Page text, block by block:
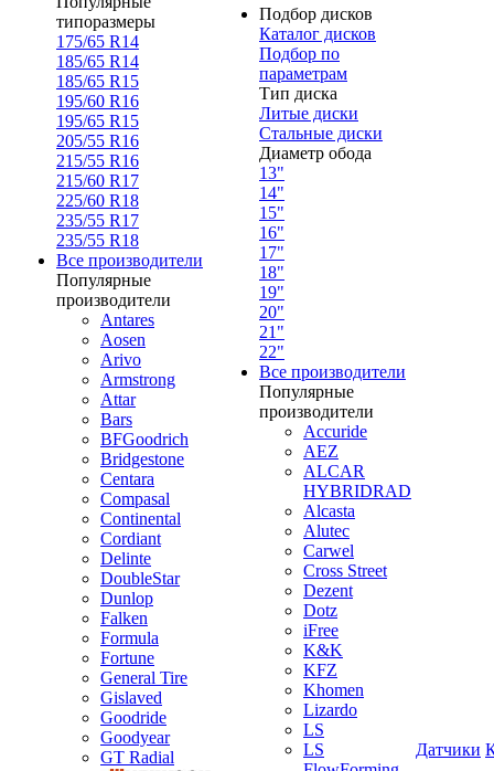
типоразмеры
175/65 R14
185/65 R14
185/65 R15
195/60 R16
195/65 R15
205/55 R16
215/55 R16
215/60 R17
225/60 R18
235/55 R17
235/55 R18
Все производители
Популярные
производители
Antares
Aosen
Arivo
Armstrong
Attar
Bars
BFGoodrich
Bridgestone
Centara
Compasal
Continental
Cordiant
Delinte
DoubleStar
Dunlop
Falken
Formula
Fortune
General Tire
Gislaved
Goodride
Goodyear
GT Radial
Подбор дисков
Каталог дисков
Подбор по
параметрам
Тип диска
Литые диски
Стальные диски
Диаметр обода
13"
14"
15"
16"
17"
18"
19"
20"
21"
22"
Все производители
Популярные
производители
Accuride
AEZ
ALCAR
HYBRIDRAD
Alcasta
Alutec
Carwel
Cross Street
Dezent
Dotz
iFree
K&K
KFZ
Khomen
Lizardo
LS
LS
Датчики